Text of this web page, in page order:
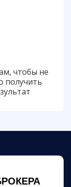
чтобы не
получить